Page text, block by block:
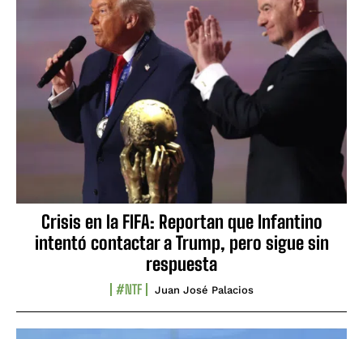
Crisis en la FIFA: Reportan que Infantino
intentó contactar a Trump, pero sigue sin
respuesta
#NTF Juan José Palacios